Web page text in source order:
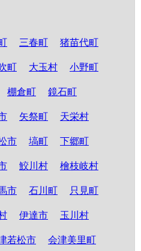
三春町 猪苗代町
町 大玉村 小野町
棚倉町 鏡石町
矢祭町 天栄村
市 塙町 下郷町
鮫川村 檜枝岐村
市 石川町 只見町
伊達市 玉川村
若松市 会津美里町